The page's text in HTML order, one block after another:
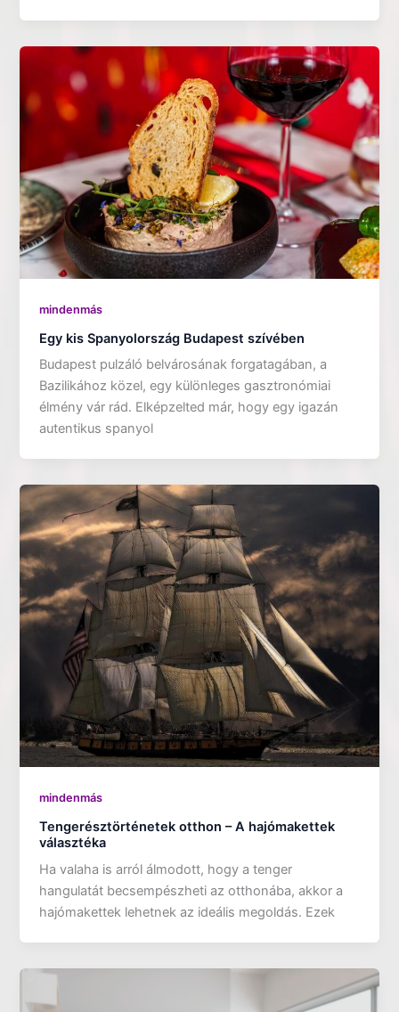
mindenmás
Egy kis Spanyolország Budapest szívében
Budapest pulzáló belvárosának forgatagában, a
Bazilikához közel, egy különleges gasztronómiai
élmény vár rád. Elképzelted már, hogy egy igazán
autentikus spanyol
mindenmás
Tengerésztörténetek otthon – A hajómakettek
választéka
Ha valaha is arról álmodott, hogy a tenger
hangulatát becsempészheti az otthonába, akkor a
hajómakettek lehetnek az ideális megoldás. Ezek